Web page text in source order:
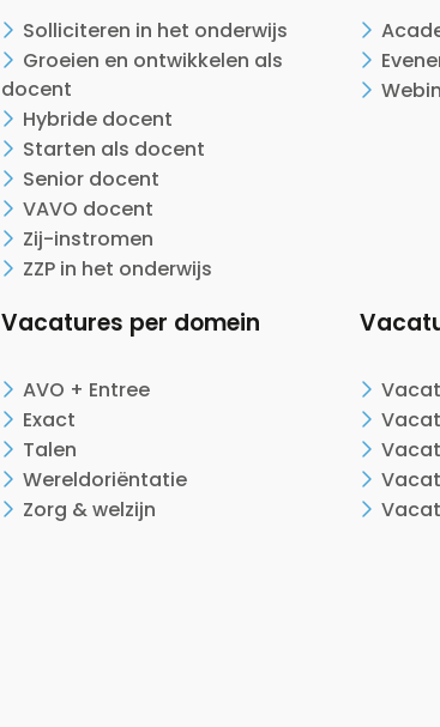
Solliciteren in het onderwijs
Groeien en ontwikkelen als
docent
Hybride docent
Starten als docent
Senior docent
VAVO docent
Zij-instromen
ZZP in het onderwijs
Vacatures per domein
AVO + Entree
Exact
Talen
Wereldoriëntatie
Zorg & welzijn